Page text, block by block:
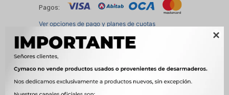

Pagos:
Ver opciones de pago y planes de cuotas
Métodos y costos de envío